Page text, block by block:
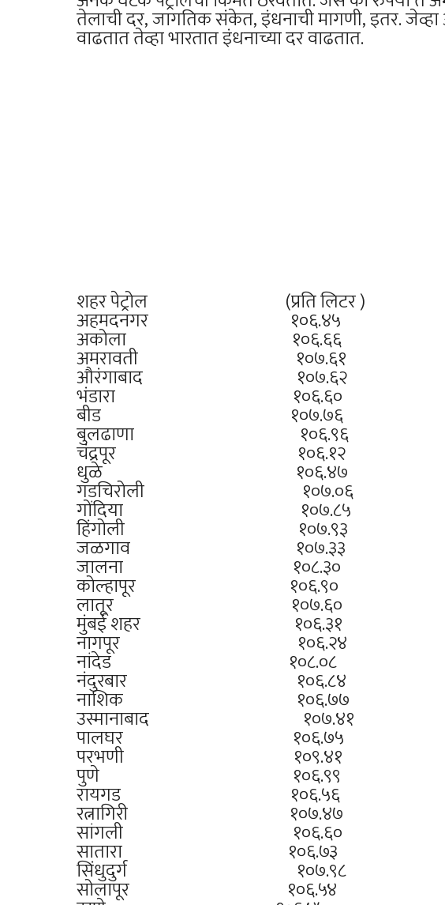
तेलाची दर, जागतिक संकेत, इंधनाची मागणी, इतर. जेव्हा
वाढतात तेव्हा भारतात इंधनाच्या दर वाढतात.
शहर पेट्रोल (प्रति लिटर )
अहमदनगर
अकोला
अमरावती
औरंगाबाद
भंडारा
बीड १०७.७६
बुलढाणा
चंद्रपूर
धुळे १०६.४७
गडचिरोली
गोंदिया
हिंगोली
जळगाव
जालना
कोल्हापूर
लातूर १०७.६०
मुंबई शहर
नागपूर
नांदेड १०८.०८
नंदुरबार
नाशिक १०६.७७
उस्मानाबाद
पालघर १०६.७५
परभणी १०९.४१
पुणे १०६.९९
रायगड १०६.५६
रत्नागिरी
सांगली १०६.६०
सातारा १०६.७३
सिंधुदुर्ग
सोलापूर